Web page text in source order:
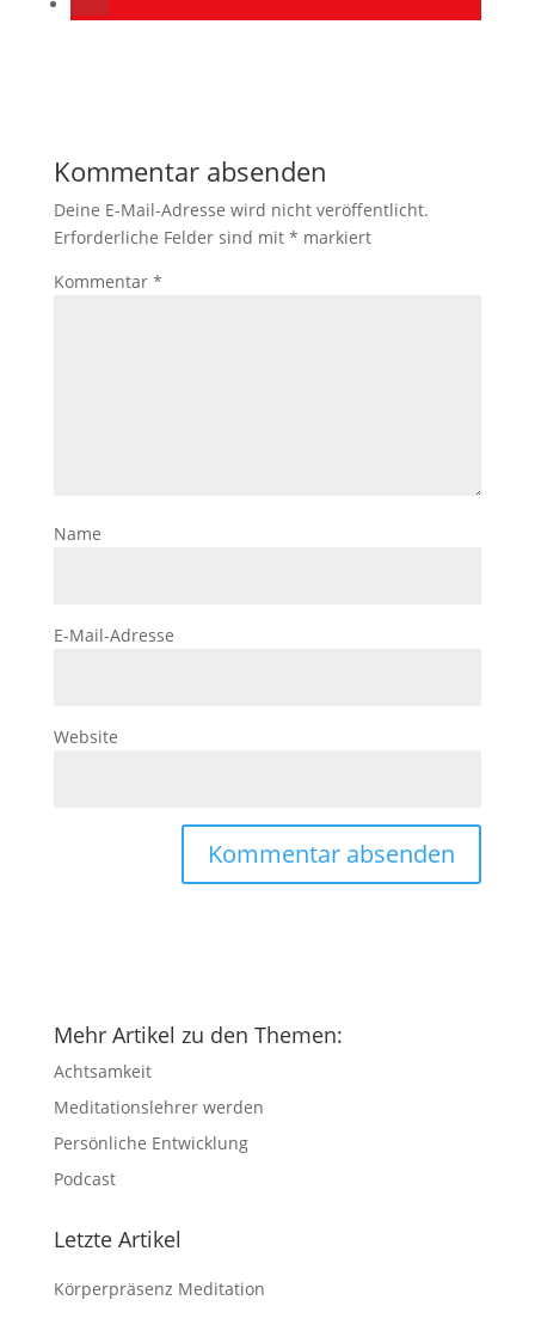
Kommentar absenden
Deine E-Mail-Adresse wird nicht veröffentlicht.
Erforderliche Felder sind mit * markiert
Kommentar *
Name
E-Mail-Adresse
Website
Mehr Artikel zu den Themen:
Achtsamkeit
Meditationslehrer werden
Persönliche Entwicklung
Podcast
Letzte Artikel
Körperpräsenz Meditation